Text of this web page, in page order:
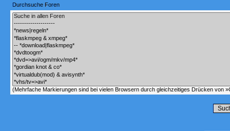
Durchsuche Foren
(Mehrfache Markierungen sind bei vielen Browsern durch gleichzeitiges Drücken von